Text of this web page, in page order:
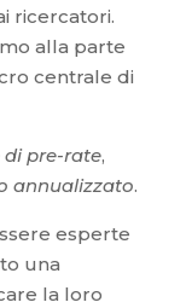
ricercatori.
alla parte
centrale di
di pre-rate,
annualizzato.
esperte
una
la loro